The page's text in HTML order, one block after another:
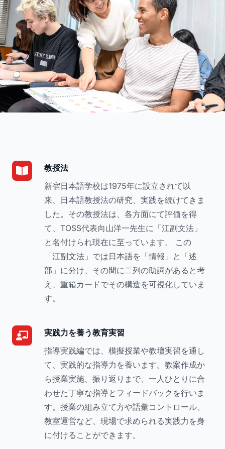
教授法
新宿日本語学校は1975年に設立されて以
来、日本語教授法の研究、実践を続けてきま
した。その教授法は、各方面にて評価を得
て、TOSS代表向山洋一先生に「江副文法」
と名付けられ現在に至っています。 この
「江副文法」では日本語を「情報」と「述
部」に分け、その間に二列の助詞があると考
え、重箱カードでその構造を可視化していま
す。
実践力を養う教育実習
指導実践編では、模擬授業や教壇実習を通し
て、実践的な指導力を養います。教案作成か
ら授業実施、振り返りまで、一人ひとりに合
わせた丁寧な指導とフィードバックを行いま
す。授業の組み立て方や語彙コントロール、
教室運営など、現場で求められる実践力を身
に付けることができます。